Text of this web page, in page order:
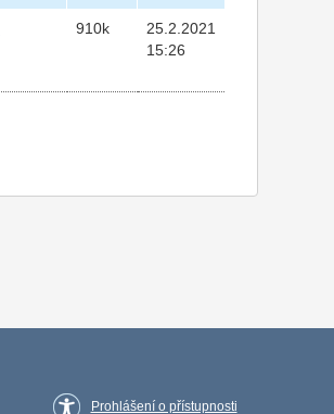
910k
25.2.2021
15:26
Prohlášení o přístupnosti